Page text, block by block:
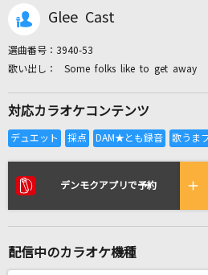
[生音]HOT LIMIT
T.M.Revolution
Glee Cast
選曲番号： 3940-53
Some folks like to get away
対応カラオケコンテンツ
デンモクアプリで予約
配信中のカラオケ機種